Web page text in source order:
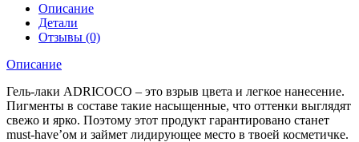
Описание
Детали
Отзывы (0)
Описание
Гель-лаки ADRICOCO – это взрыв цвета и легкое нанесение.
Пигменты в составе такие насыщенные, что оттенки выглядят
свежо и ярко. Поэтому этот продукт гарантировано станет
must-have’ом и займет лидирующее место в твоей косметичке.